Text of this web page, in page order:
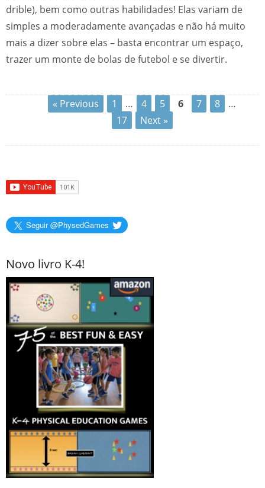
drible), bem como outras habilidades! Elas variam de
simples a moderadamente avançadas e não há muito
mais a dizer sobre elas – basta encontrar um espaço,
trazer um monte de bolas de futebol e se divertir.
« Previous 1 … 4 5 6 7 8
…
17
Next »
Seguir @PhysedGames
Novo livro K-4!